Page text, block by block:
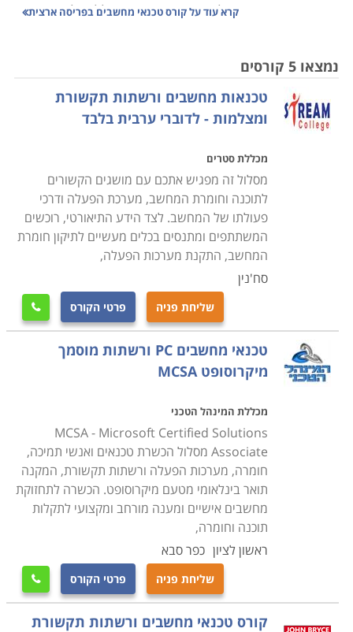
בתחומים אחרים מעולם המחשבים, והם כוללים לימוד האופן
במערכות קיימות. במסגרת הלימודים מוצעים הקורסים
הבאים:
כוללים היכרות מעמיקה עם מבנה המחשב, סוגי מחשבים,
ציוד משלים, מערכות הפעלה, תחזוקה שוטפת, התקנה של
תוכנות וחומרות שונות, רשתות תקשורת, שדרוג תוכנות
וגרסאות, טיפול בתקלות ובכשלים מערכתיים ונושאים רבים
אחרים. הלימודים מתבצעים בדרך כלל במכללות מקצועיות
שלהן מעבדות מחשבים משוכללות כאשר במהלך הקורס
המשתתפים מתרגלים באופן מעשי את מה שלמדו ואת
העבודה שבה יעסקו בעתיד.
קורס טכנאי מחשבים ניידים
עוסק בלימוד מעמיק של מבנה המחשב הנייד, חומרה,
פירוק מחשבים ניידים והרכבתם, איתור תקלות, התקנת
תוכנות על מחשב נייד ועוד.
קורס טכנאי מחשבים עם הסמכת MCITP
במסגרת הקורס תלמדו נושאי חומרה וטכנאות, טכנולוגיות
מתקדמות, איתור תקלות, מערכות הפעלה ועוד תחומים
שעליהם אחראי טכנאי המחשבים. במקביל תעסקו גם
בעבודת מנהל רשתות תקשורת ותלמדו איך בונים רשת
תקשורת, איך מתאימים את הרשת לצרכים השוטפים של
הארגון, איך פותרים בעיות וכן הלאה.
קרא עוד עלקורס טכנאי מחשבים בפריסה ארצית
נמצאו 5 קורסים
טכנאות מחשבים ורשתות תקשורת
ומצלמות - לדוברי ערבית בלבד
מכללת סטרים
מסלול זה מפגיש אתכם עם מושגים הקשורים
לתוכנה וחומרת המחשב, מערכת הפעלה ודרכי
פעולתו של המחשב. לצד הידע התיאורטי, רוכשים
המשתתפים ומתנסים בכלים מעשיים לתיקון חומרת
המחשב, התקנת מערכות הפעלה,
סח'נין
שליחת פניה פרטי הקורס 
טכנאי מחשבים PC ורשתות מוסמך
מיקרוסופט MCSA
מכללת המינהל הטכני
MCSA - Microsoft Certified Solutions
Associate מסלול הכשרת טכנאים ואנשי תמיכה,
חומרה, מערכות הפעלה ורשתות תקשורת, המקנה
תואר בינלאומי מטעם מיקרוסופט. הכשרה לתחזוקת
מחשבים אישיים ומענה מורחב ומקצועי לתקלות
תוכנה וחומרה,
ראשון לציון כפר סבא
שליחת פניה פרטי הקורס 
קורס טכנאי מחשבים ורשתות תקשורת